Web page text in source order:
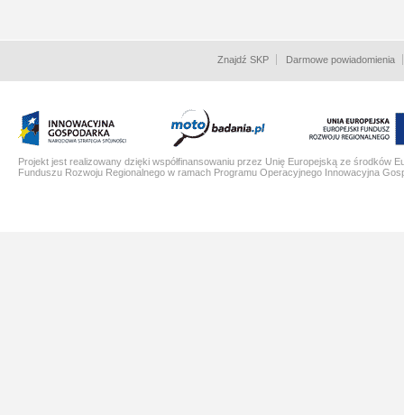
Znajdź SKP Darmowe powiadomienia
Projekt jest realizowany dzięki współfinansowaniu przez Unię Europejską ze środków
Funduszu Rozwoju Regionalnego w ramach Programu Operacyjnego Innowacyjna